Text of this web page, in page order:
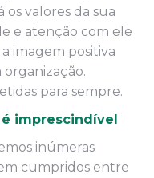
valores da sua
e atenção com ele
imagem positiva
para sempre.
imprescindível
inúmeras
cumpridos entre